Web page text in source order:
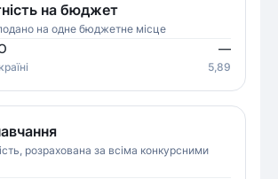
на бюджет
на одне бюджетне місце
—
5,89
розрахована за всіма конкурсними